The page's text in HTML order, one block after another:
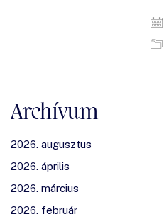
Archívum
2026. augusztus
2026. április
2026. március
2026. február